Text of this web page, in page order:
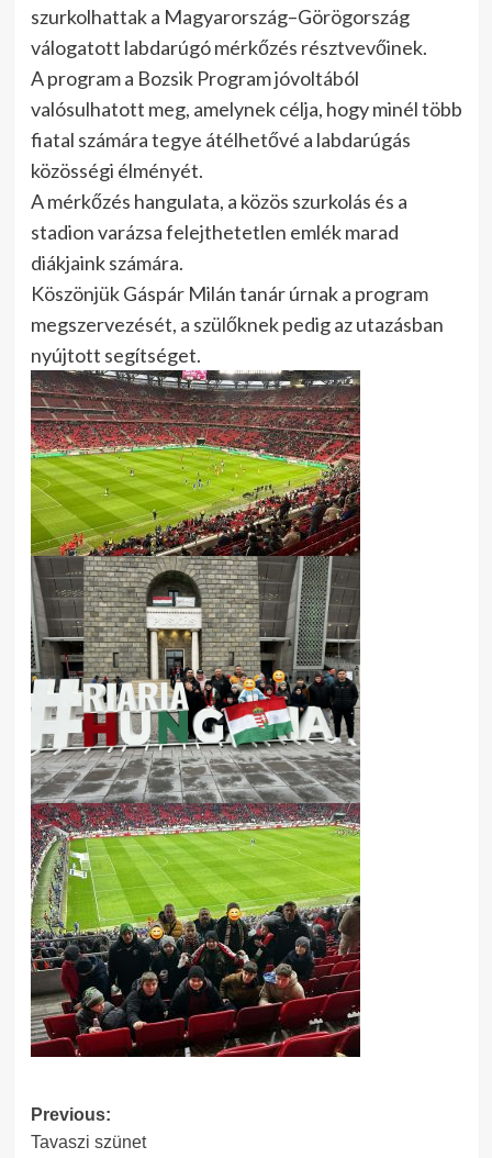
szurkolhattak a Magyarország–Görögország
válogatott labdarúgó mérkőzés résztvevőinek.
A program a Bozsik Program jóvoltából
valósulhatott meg, amelynek célja, hogy minél több
fiatal számára tegye átélhetővé a labdarúgás
közösségi élményét.
A mérkőzés hangulata, a közös szurkolás és a
stadion varázsa felejthetetlen emlék marad
diákjaink számára.
Köszönjük Gáspár Milán tanár úrnak a program
megszervezését, a szülőknek pedig az utazásban
nyújtott segítséget.
Post
Previous:
Tavaszi szünet